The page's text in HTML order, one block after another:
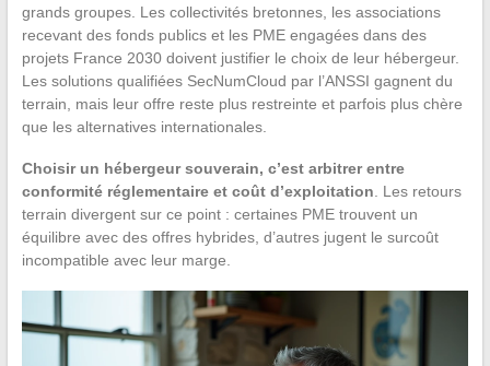
grands groupes. Les collectivités bretonnes, les associations
recevant des fonds publics et les PME engagées dans des
projets France 2030 doivent justifier le choix de leur hébergeur.
Les solutions qualifiées SecNumCloud par l’ANSSI gagnent du
terrain, mais leur offre reste plus restreinte et parfois plus chère
que les alternatives internationales.
Choisir un hébergeur souverain, c’est arbitrer entre
conformité réglementaire et coût d’exploitation . Les retours
terrain divergent sur ce point : certaines PME trouvent un
équilibre avec des offres hybrides, d’autres jugent le surcoût
incompatible avec leur marge.